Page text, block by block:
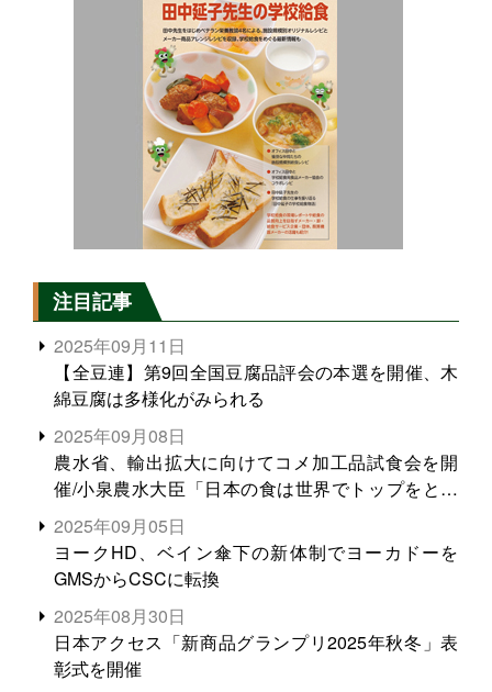
注目記事
2025年09月11日
【全豆連】第9回全国豆腐品評会の本選を開催、木
綿豆腐は多様化がみられる
2025年09月08日
農水省、輸出拡大に向けてコメ加工品試食会を開
催/小泉農水大臣「日本の食は世界でトップをとれ
る。米増産に向けて、米輸出需要の拡大を」
2025年09月05日
ヨークHD、ベイン傘下の新体制でヨーカドーを
GMSからCSCに転換
2025年08月30日
日本アクセス「新商品グランプリ2025年秋冬」表
彰式を開催